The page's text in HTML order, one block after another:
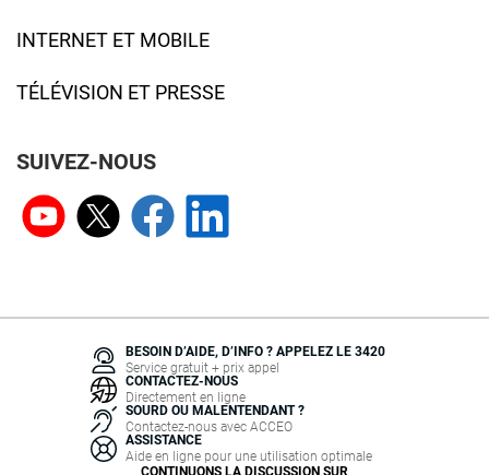
INTERNET ET MOBILE
TÉLÉVISION ET PRESSE
SUIVEZ-NOUS